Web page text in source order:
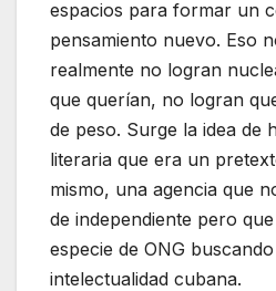
espacios para formar un
pensamiento nuevo. Eso
realmente no logran
que querían, no logran
de peso. Surge la idea de
literaria que era un
mismo, una agencia que
de independiente pero
especie de ONG
intelectualidad cubana.